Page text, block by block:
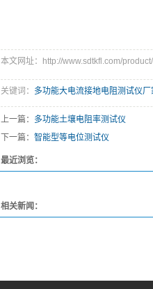
本文网址：http://www.sdtkfl.com/
关键词： 多功能大电流接地电阻测试仪厂
上一篇： 多功能土壤电阻率测试仪
下一篇： 智能型等电位测试仪
最近浏览：
相关新闻：